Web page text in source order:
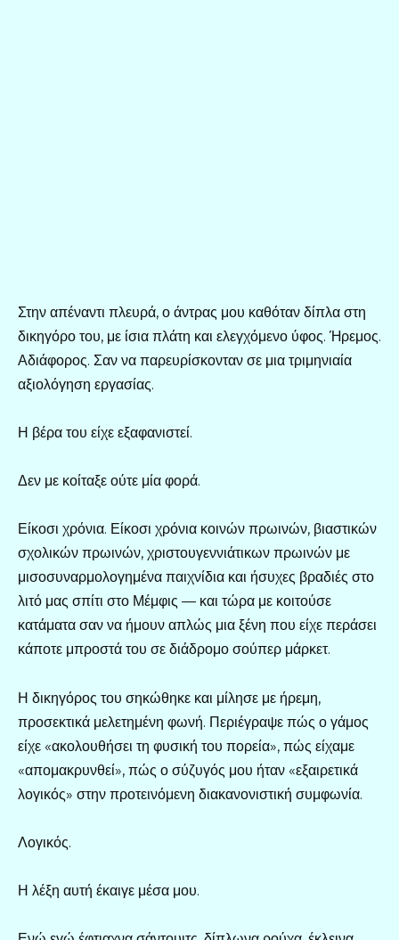
Στην απέναντι πλευρά, ο άντρας μου καθόταν δίπλα στη
δικηγόρο του, με ίσια πλάτη και ελεγχόμενο ύφος. Ήρεμος.
Αδιάφορος. Σαν να παρευρίσκονταν σε μια τριμηνιαία
αξιολόγηση εργασίας.
Η βέρα του είχε εξαφανιστεί.
Δεν με κοίταξε ούτε μία φορά.
Είκοσι χρόνια. Είκοσι χρόνια κοινών πρωινών, βιαστικών
σχολικών πρωινών, χριστουγεννιάτικων πρωινών με
μισοσυναρμολογημένα παιχνίδια και ήσυχες βραδιές στο
λιτό μας σπίτι στο Μέμφις — και τώρα με κοιτούσε
κατάματα σαν να ήμουν απλώς μια ξένη που είχε περάσει
κάποτε μπροστά του σε διάδρομο σούπερ μάρκετ.
Η δικηγόρος του σηκώθηκε και μίλησε με ήρεμη,
προσεκτικά μελετημένη φωνή. Περιέγραψε πώς ο γάμος
είχε «ακολουθήσει τη φυσική του πορεία», πώς είχαμε
«απομακρυνθεί», πώς ο σύζυγός μου ήταν «εξαιρετικά
λογικός» στην προτεινόμενη διακανονιστική συμφωνία.
Λογικός.
Η λέξη αυτή έκαιγε μέσα μου.